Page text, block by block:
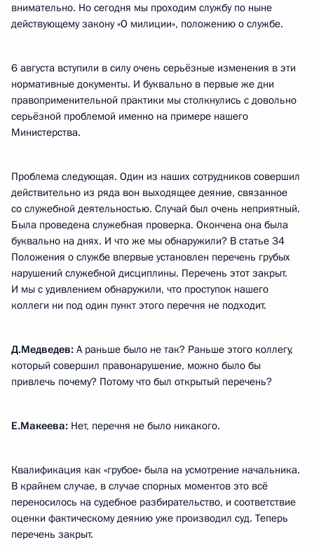
внимательно. Но сегодня мы проходим службу по ныне
действующему закону «О милиции», положению о службе.
6 августа вступили в силу очень серьёзные изменения в эти
нормативные документы. И буквально в первые же дни
правоприменительной практики мы столкнулись с довольно
серьёзной проблемой именно на примере нашего
Министерства.
Проблема следующая. Один из наших сотрудников совершил
действительно из ряда вон выходящее деяние, связанное
со служебной деятельностью. Случай был очень неприятный.
Была проведена служебная проверка. Окончена она была
буквально на днях. И что же мы обнаружили? В статье 34
Положения о службе впервые установлен перечень грубых
нарушений служебной дисциплины. Перечень этот закрыт.
И мы с удивлением обнаружили, что проступок нашего
коллеги ни под один пункт этого перечня не подходит.
Д.Медведев: А раньше было не так? Раньше этого коллегу,
который совершил правонарушение, можно было бы
привлечь почему? Потому что был открытый перечень?
Е.Макеева: Нет, перечня не было никакого.
Квалификация как «грубое» была на усмотрение начальника.
В крайнем случае, в случае спорных моментов это всё
переносилось на судебное разбирательство, и соответствие
оценки фактическому деянию уже производил суд. Теперь
перечень закрыт.